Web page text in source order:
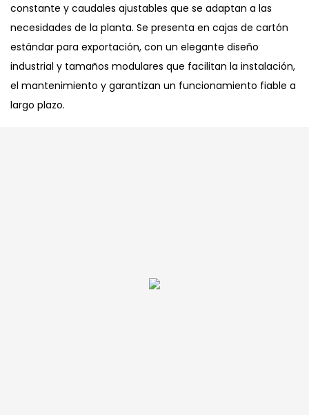
constante y caudales ajustables que se adaptan a las
necesidades de la planta. Se presenta en cajas de cartón
estándar para exportación, con un elegante diseño
industrial y tamaños modulares que facilitan la instalación,
el mantenimiento y garantizan un funcionamiento fiable a
largo plazo.